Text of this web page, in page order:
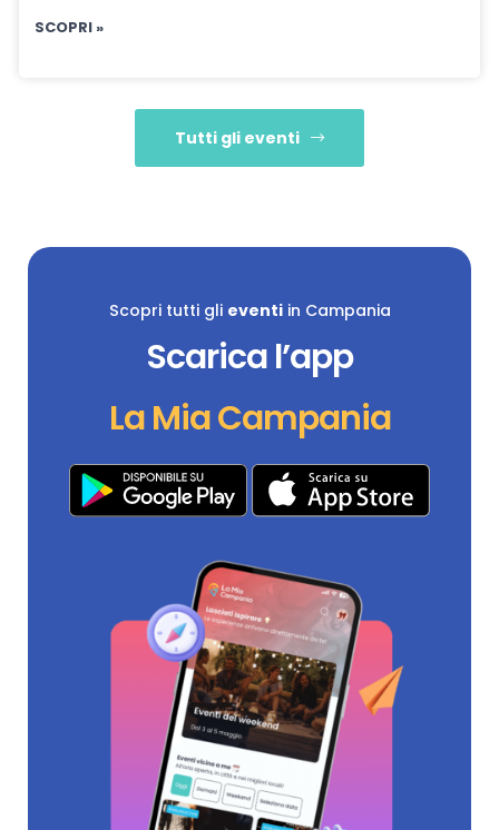
SCOPRI »
Tutti gli eventi
Scopri tutti gli eventiin Campania
Scarica l’app
La Mia Campania